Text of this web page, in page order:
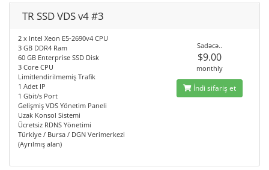
TR SSD VDS v4 #3
2 x Intel Xeon E5-2690v4 CPU
3 GB DDR4 Ram
60 GB Enterprise SSD Disk
3 Core CPU
Limitlendirilmemiş Trafik
1 Adet IP
1 Gbit/s Port
Gelişmiş VDS Yönetim Paneli
Uzak Konsol Sistemi
Ücretsiz RDNS Yönetimi
Türkiye / Bursa / DGN Verimerkezi
(Ayrılmış alan)
Sadəcə..
$9.00
monthly
İndi sifariş et